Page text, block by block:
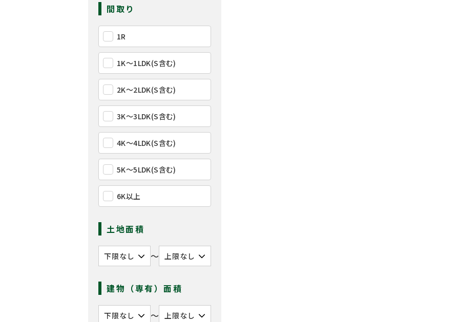
間取り
1R
1K〜1LDK(S含む)
2K〜2LDK(S含む)
3K〜3LDK(S含む)
4K〜4LDK(S含む)
5K〜5LDK(S含む)
6K以上
土地面積
〜
建物（専有）面積
〜